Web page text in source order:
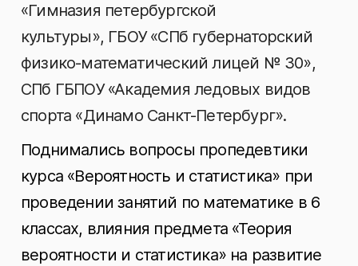
«Гимназия петербургской
культуры», ГБОУ «СПб губернаторский
физико-математический лицей № 30»,
СПб ГБПОУ «Академия ледовых видов
спорта «Динамо Санкт-Петербург».
Поднимались вопросы пропедевтики
курса «Вероятность и статистика» при
проведении занятий по математике в 6
классах, влияния предмета «Теория
вероятности и статистика» на развитие